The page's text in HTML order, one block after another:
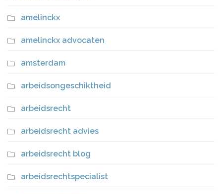
amelinckx
amelinckx advocaten
amsterdam
arbeidsongeschiktheid
arbeidsrecht
arbeidsrecht advies
arbeidsrecht blog
arbeidsrechtspecialist